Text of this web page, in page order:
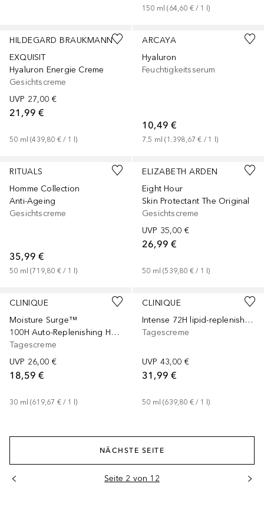
150 ml (64,60 € / 1 l)
HILDEGARD BRAUKMANN
EXQUISIT
Hyaluron Energie Creme
Gesichtscreme
UVP 27,00 €
21,99 €
50 ml (439,80 € / 1 l)
ARCAYA
Hyaluron
Feuchtigkeitsserum
10,49 €
7.5 ml (1.398,67 € / 1 l)
RITUALS
Homme Collection
Anti-Ageing
Gesichtscreme
35,99 €
50 ml (719,80 € / 1 l)
ELIZABETH ARDEN
Eight Hour
Skin Protectant The Original
Gesichtscreme
UVP 35,00 €
26,99 €
50 ml (539,80 € / 1 l)
CLINIQUE
Moisture Surge™
100H Auto-Replenishing Hydrator
Tagescreme
UVP 26,00 €
18,59 €
30 ml (619,67 € / 1 l)
4Größen Gesponsert
CLINIQUE
Intense 72H lipid-replenishing Hydrator
Tagescreme
UVP 43,00 €
31,99 €
50 ml (639,80 € / 1 l)
2Größen Gesponsert
NÄCHSTE SEITE
Seite 2 von 12